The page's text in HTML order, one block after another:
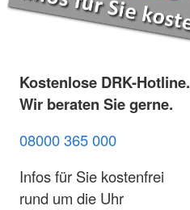
Kostenlose DRK-Hotline.
Wir beraten Sie gerne.
08000 365 000
Infos für Sie kostenfrei
rund um die Uhr